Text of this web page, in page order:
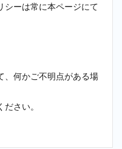
シーは常に本ページにて
、何かご不明点がある場
さい。